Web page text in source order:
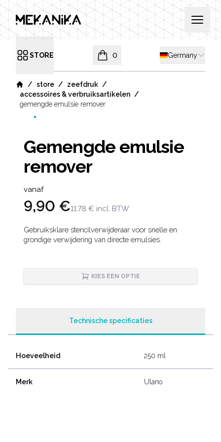
MEKANIKA Open
Open menu
STORE Shipping country
Germany
0
items in cart, view bag
Home
/ store / zeefdruk /
accessoires & verbruiksartikelen /
gemengde emulsie remover
Gemengde emulsie
remover
Product information
vanaf
9,90 €11,78 € incl. BTW
Description
Gebruiksklare stencilverwijderaar voor snelle en
grondige verwijdering van directe emulsies.
KIES EEN OPTIE
Technische specificaties
Hoeveelheid 250 ml
Merk Ulano